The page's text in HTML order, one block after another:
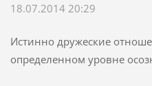
18.07.2014 20:29
Истинно дружеские
определенном уровне